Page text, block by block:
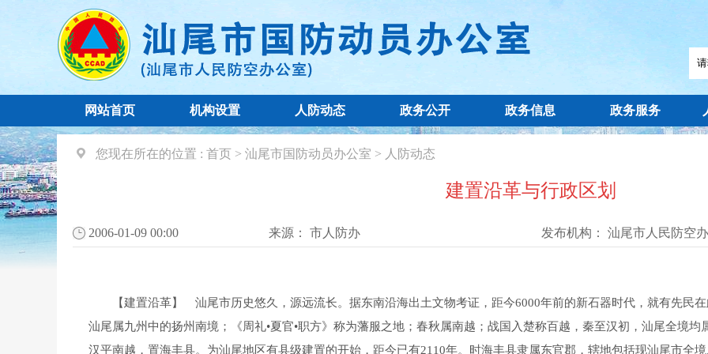
网站首页 机构设置 人防动态 政务公开 政务信息 政务服务
您现在所在的位置 : 首页 > 汕尾市国防动员办公室 > 人防动态
建置沿革与行政区划
2006-01-09 00:00 来源： 市人防办 发布机构： 汕尾市人民防空
【建置沿革】 汕尾市历史悠久，源远流长。据东南沿海出土文物考证，距今6000年前的新石器时代，就有先民在
汕尾属九州中的扬州南境；《周礼•夏官•职方》称为藩服之地；春秋属南越；战国入楚称百越，秦至汉初，汕尾全境
汉平南越，置海丰县。为汕尾地区有县级建置的开始，距今已有2110年。时海丰县隶属东官郡，辖地包括现汕尾市全